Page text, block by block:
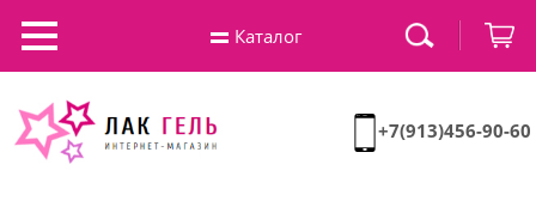
+7(913)456-90-60
Каталог